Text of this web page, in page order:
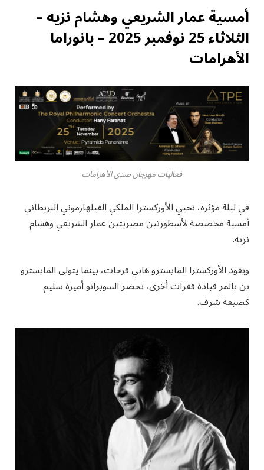
أمسية عمار الشريعي وهشام نزيه –
الثلاثاء 25 نوفمبر 2025 – بانوراما
الأهرامات
فعاليات مهرجان صدى الأهرامات
في ليلة مؤثرة، تحيي الأوركسترا الملكي الفيلهارموني البريطاني
أمسية مخصصة لأسطورتين مصريتين عمار الشريعي وهشام
نزيه.
ويقود الأوركسترا المايسترو هاني فرحات، بينما يتولى المايسترو
بن بالمر قيادة فقرات أخرى، تحضر السوبرانو أميرة سليم
كضيفة شرف.